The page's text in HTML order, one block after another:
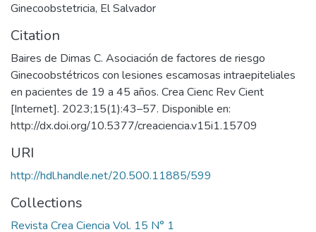
Ginecoobstetricia, El Salvador
Citation
Baires de Dimas C. Asociación de factores de riesgo
Ginecoobstétricos con lesiones escamosas intraepiteliales
en pacientes de 19 a 45 años. Crea Cienc Rev Cient
[Internet]. 2023;15(1):43–57. Disponible en:
http://dx.doi.org/10.5377/creaciencia.v15i1.15709
URI
http://hdl.handle.net/20.500.11885/599
Collections
Revista Crea Ciencia Vol. 15 N° 1